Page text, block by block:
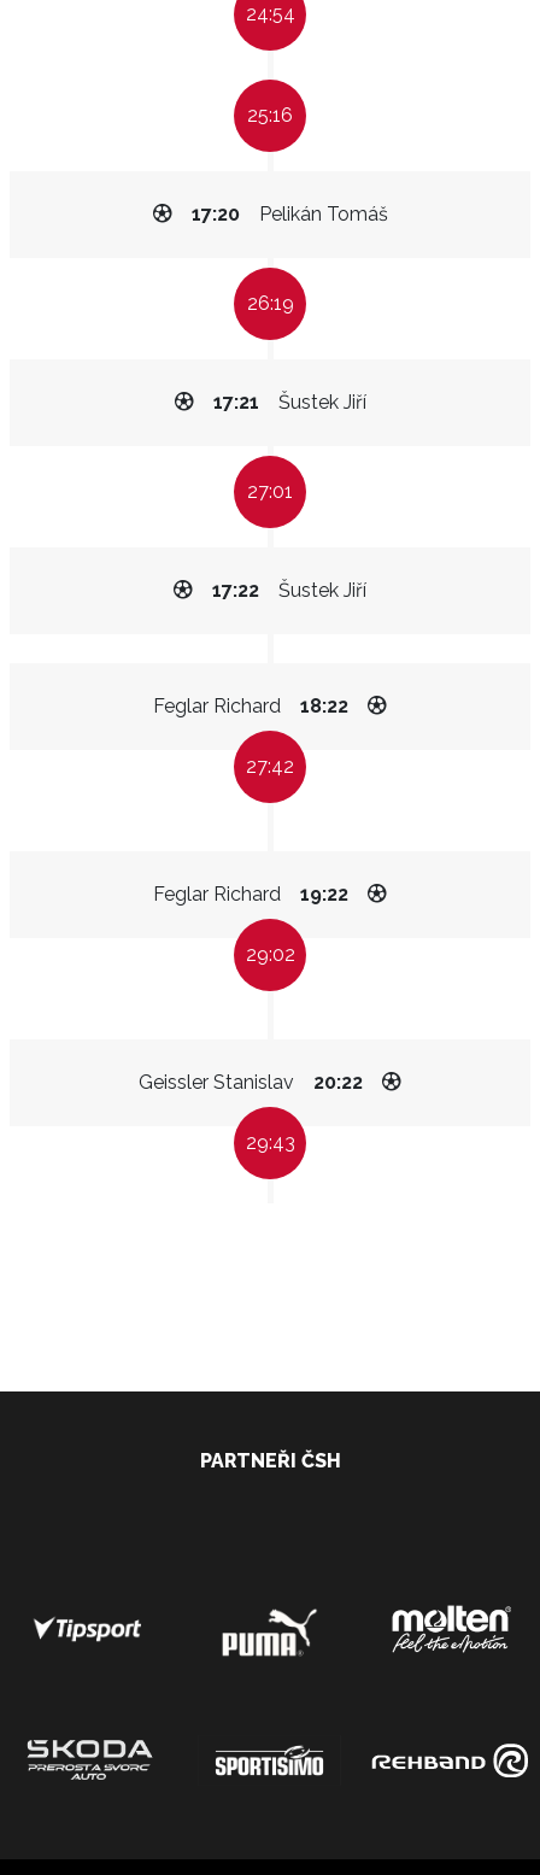
24:54
25:16
Pelikán Tomáš
17:20
26:19
Šustek Jiří
17:21
27:01
Šustek Jiří
17:22
Feglar Richard 18:22
27:42
Feglar Richard 19:22
29:02
Geissler Stanislav 20:22
29:43
PARTNEŘI ČSH